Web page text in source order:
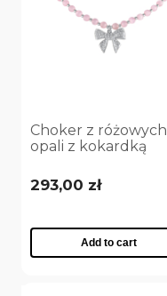
Choker z różowych
opali z kokardką
kryształkami Aria
Princess Collection
293,00 zł
Add to cart